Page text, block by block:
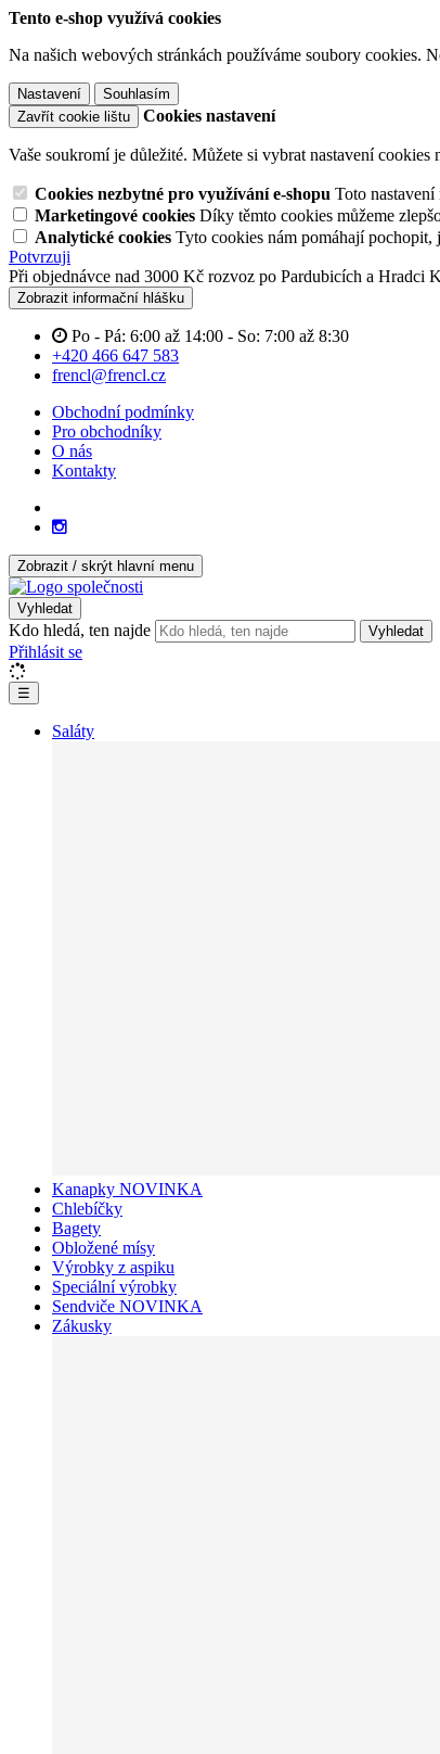
Tento e-shop využívá cookies
Na našich webových stránkách používáme soubory cookies.
Nastavení
Souhlasím
Zavřít cookie lištu
Cookies nastavení
Vaše soukromí je důležité. Můžete si vybrat nastavení cookies
Cookies nezbytné pro využívání e-shopu Toto
Marketingové cookies Díky těmto cookies můžeme
Analytické cookies Tyto cookies nám pomáhají pochopit,
Potvrzuji
Při objednávce nad 3000 Kč rozvoz po Pardubicích a Hradci
Zobrazit informační hlášku
Po - Pá: 6:00 až 14:00 - So: 7:00 až 8:30
+420 466 647 583
frencl@frencl.cz
Obchodní podmínky
Pro obchodníky
O nás
Kontakty
Zobrazit / skrýt hlavní menu
Vyhledat
Kdo hledá, ten najde Vyhledat
Přihlásit se
☰
Saláty
Kanapky NOVINKA
Chlebíčky
Bagety
Obložené mísy
Výrobky z aspiku
Speciální výrobky
Sendviče NOVINKA
Zákusky